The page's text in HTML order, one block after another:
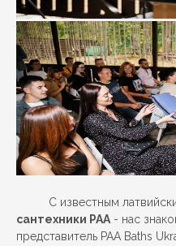
С известным
сантехники PAA - нас
представитель PAA Baths